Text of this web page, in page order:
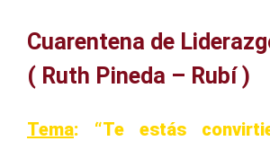
Cuarentena de
( Ruth Pineda – Rubí )
Tema: “Te estás